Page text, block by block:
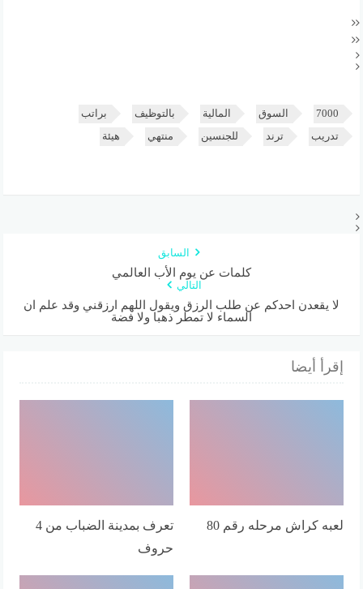
7000 السوق المالية بالتوظيف براتب
تدريب ترند للجنسين منتهي هيئة
السابق
كلمات عن يوم الأب العالمي
التالي
لا يقعدن احدكم عن طلب الرزق ويقول اللهم ارزقني وقد علم ان
السماء لا تمطر ذهبا ولا فضة
إقرأ أيضا
لعبه كراش مرحله رقم 80
تعرف بمدينة الضباب من 4
حروف